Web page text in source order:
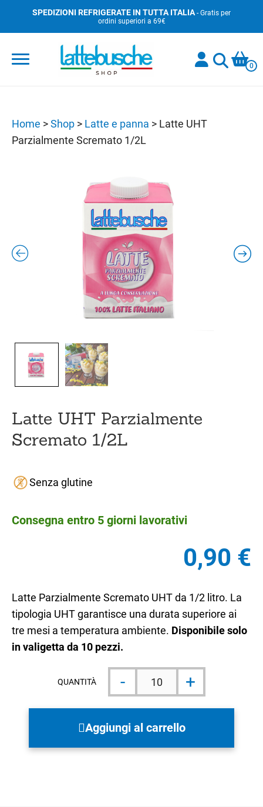
SPEDIZIONI REFRIGERATE IN TUTTA ITALIA- Gratis per
ordini superiori a 69€
0
Home >Shop > Latte e panna > Latte UHT
Parzialmente Scremato 1/2L
Latte UHT Parzialmente
Scremato 1/2L
Senza glutine
Consegna entro 5 giorni lavorativi
0,90 €
Latte Parzialmente Scremato UHT da 1/2 litro. La
tipologia UHT garantisce una durata superiore ai
tre mesi a temperatura ambiente. Disponibile solo
in valigetta da 10 pezzi.
QUANTITÀ -
Latte
UHT
Scremato
1/2L
+
Aggiungi al carrello